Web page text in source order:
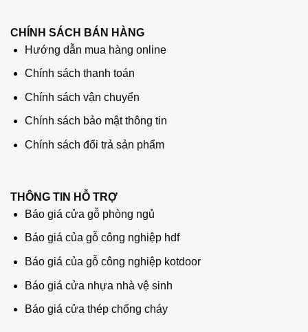
CHÍNH SÁCH BÁN HÀNG
Hướng dẫn mua hàng online
Chính sách thanh toán
Chính sách vận chuyển
Chính sách bảo mật thông tin
Chính sách đổi trả sản phẩm
THÔNG TIN HỖ TRỢ
Báo giá cửa gỗ phòng ngủ
Báo giá của gỗ công nghiệp hdf
Báo giá của gỗ công nghiệp kotdoor
Báo giá cửa nhựa nhà vệ sinh
Báo giá cửa thép chống cháy